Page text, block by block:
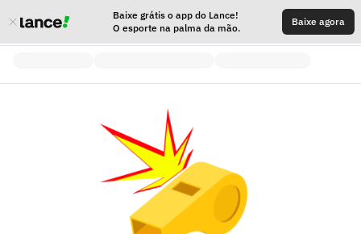
Baixe grátis o app do Lance!
O esporte na palma da mão.
Baixe agora